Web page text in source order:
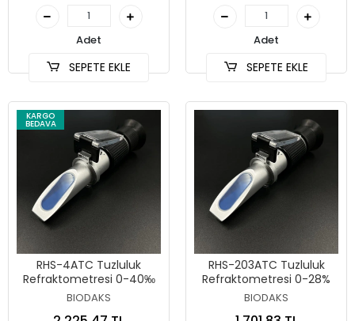
Adet
SEPETE EKLE
Adet
SEPETE EKLE
KARGO
BEDAVA
RHS-4ATC Tuzluluk
Refraktometresi 0-40‰
BIODAKS
RHS-203ATC Tuzluluk
Refraktometresi 0-28%
BIODAKS